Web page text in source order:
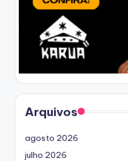
Arquivos
agosto 2026
julho 2026